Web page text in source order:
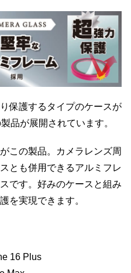
保護するタイプのケースが
品が展開されています。
この製品。カメラレンズ周
とも併用できるアルミフレ
です。好みのケースと組み
を実現できます。
16 Plus